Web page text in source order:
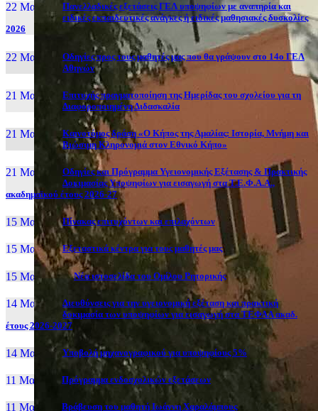
22 Μαι, 26
Πανελλαδικές εξετάσεις ΓΕΛ υποψηφίων με αναπηρία και
ειδικές εκπαιδευτικές ανάγκες ή ειδικές μαθησιακές δυσκολίες
2026
22 Μαι, 26
Οδηγίες προς τους μαθητές μας που θα γράψουν στο 14ο ΓΕΛ
Αθηνών
21 Μαι, 26
Επιτυχής πραγματοποίηση της Ημερίδας του σχολείου για τη
Διαφοροποιημένη Διδασκαλία
21 Μαι, 26
Καινοτόμος δράση «Ο Κήπος της Αμαλίας: Ιστορία, Μνήμη και
Βιώσιμη Κληρονομιά στον Εθνικό Κήπο»
21 Μαι, 26
Οδηγίες και Πρόγραμμα Υγειονομικής Εξέτασης & Πρακτικής
Δοκιμασίας Υποψηφίων για εισαγωγή στα Τ.Ε.Φ.Α.Α.,
ακαδημαϊκού έτους 2026-27
15 Μαι, 26 Πίνακας επιτυχόντων και επιλαχόντων
15 Μαι, 26 Εξεταστικά κέντρα για τους μαθητές μας
15 Μαι, 2026 Νέα ιστοσελίδα του Ομίλου Ρητορικής
14 Μαι, 26
Διευθύνσεις για την υγειονομική εξέταση και πρακτική
δοκιμασία των υποψηφίων για εισαγωγή στα ΤΕΦΑΑ ακαδ.
έτους 2026-2027
14 Μαι, 26 Yποβολή μηχανογραφικού για υποψηφίους 5%
11 Μαι, 26 Πρόγραμμα ενδοσχολικών εξετάσεων
11 Μαι, 26 Βράβευση του μαθητή Ιωάννη Χαραλάμπους